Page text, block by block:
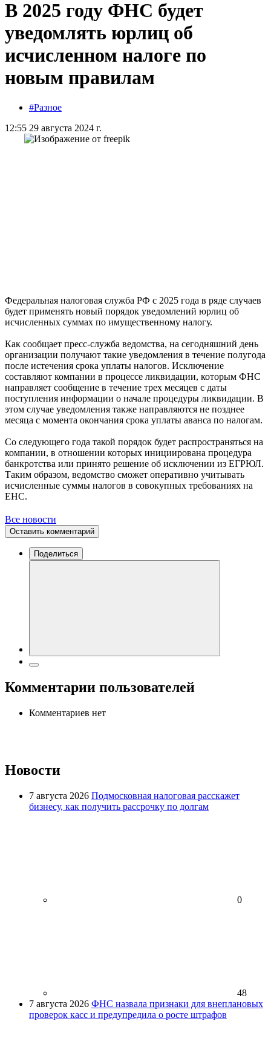
В 2025 году ФНС будет
уведомлять юрлиц об
исчисленном налоге по
новым правилам
#Разное
12:55 29 августа 2024 г.
Федеральная налоговая служба РФ с 2025 года в ряде случаев
будет применять новый порядок уведомлений юрлиц об
исчисленных суммах по имущественному налогу.
Как сообщает пресс-служба ведомства, на сегодняшний день
организации получают такие уведомления в течение полугода
после истечения срока уплаты налогов. Исключение
составляют компании в процессе ликвидации, которым ФНС
направляет сообщение в течение трех месяцев с даты
поступления информации о начале процедуры ликвидации. В
этом случае уведомления также направляются не позднее
месяца с момента окончания срока уплаты аванса по налогам.
Со следующего года такой порядок будет распространяться на
компании, в отношении которых инициирована процедура
банкротства или принято решение об исключении из ЕГРЮЛ.
Таким образом, ведомство сможет оперативно учитывать
исчисленные суммы налогов в совокупных требованиях на
ЕНС.
Все новости
Оставить комментарий
Поделиться
Комментарии пользователей
Комментариев нет
Новости
7 августа 2026 Подмосковная налоговая расскажет
бизнесу, как получить рассрочку по долгам
0
48
7 августа 2026 ФНС назвала признаки для внеплановых
проверок касс и предупредила о росте штрафов